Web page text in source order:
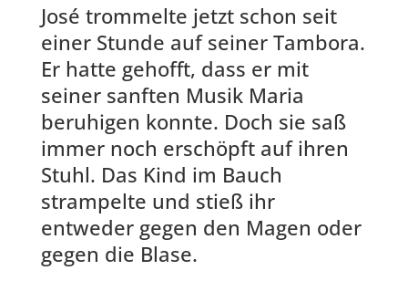
José trommelte jetzt schon seit
einer Stunde auf seiner Tambora.
Er hatte gehofft, dass er mit
seiner sanften Musik Maria
beruhigen konnte. Doch sie saß
immer noch erschöpft auf ihren
Stuhl. Das Kind im Bauch
strampelte und stieß ihr
entweder gegen den Magen oder
gegen die Blase.